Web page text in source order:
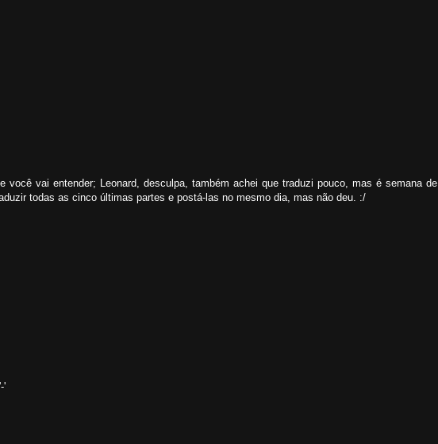
vai entender; Leonard, desculpa, também achei que traduzi pouco, mas é semana de
todas as cinco últimas partes e postá-las no mesmo dia, mas não deu. :/
'